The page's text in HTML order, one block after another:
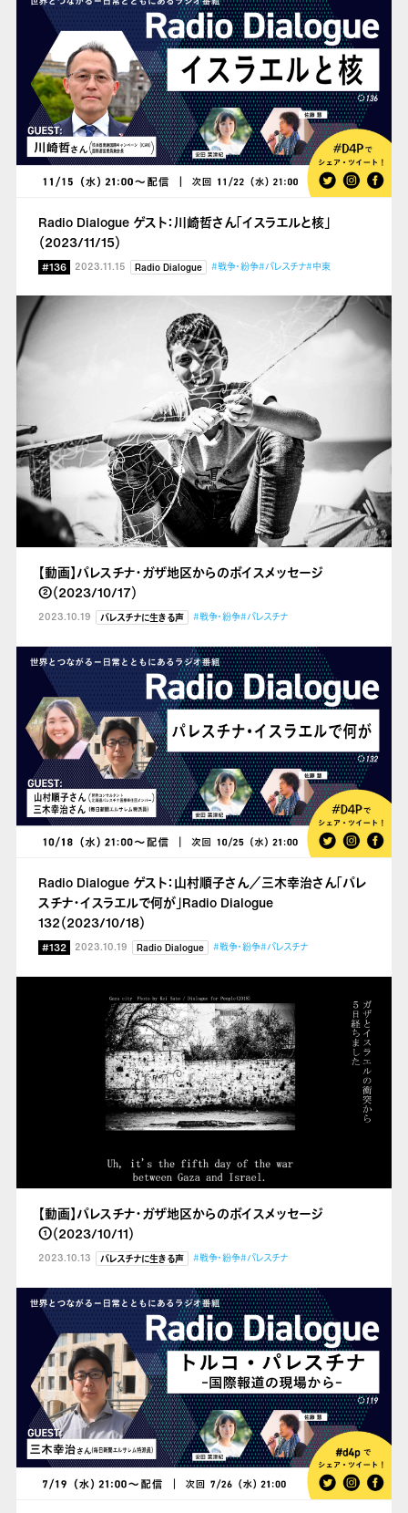
Radio Dialogue ゲスト：川崎哲さん「イスラエルと核」
（2023/11/15）
#136 2023.11.15 Radio Dialogue #戦争・紛争#パレスチナ#中東
【動画】パレスチナ・ガザ地区からのボイスメッセージ
②（2023/10/17）
2023.10.19 パレスチナに生きる声 #戦争・紛争#パレスチナ
Radio Dialogue ゲスト：山村順子さん／三木幸治さん「パレ
スチナ・イスラエルで何が」Radio Dialogue
132（2023/10/18）
#132 2023.10.19 Radio Dialogue #戦争・紛争#パレスチナ
【動画】パレスチナ・ガザ地区からのボイスメッセージ
①（2023/10/11）
2023.10.13 パレスチナに生きる声 #戦争・紛争#パレスチナ